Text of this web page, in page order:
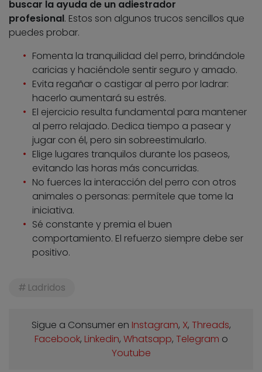
buscar la ayuda de un adiestrador
profesional. Estos son algunos trucos sencillos que
puedes probar.
Fomenta la tranquilidad del perro, brindándole
caricias y haciéndole sentir seguro y amado.
Evita regañar o castigar al perro por ladrar:
hacerlo aumentará su estrés.
El ejercicio resulta fundamental para mantener
al perro relajado. Dedica tiempo a pasear y
jugar con él, pero sin sobreestimularlo.
Elige lugares tranquilos durante los paseos,
evitando las horas más concurridas.
No fuerces la interacción del perro con otros
animales o personas: permítele que tome la
iniciativa.
Sé constante y premia el buen
comportamiento. El refuerzo siempre debe ser
positivo.
Ladridos
Sigue a Consumer en Instagram, X, Threads,
Facebook, Linkedin, Whatsapp, Telegram o
Youtube